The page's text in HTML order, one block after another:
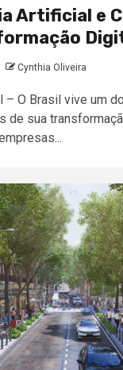
Artificial e
Cynthia Oliveira
– O Brasil vive um
de sua